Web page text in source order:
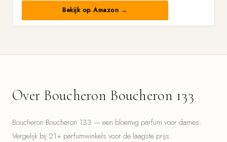
Bekijk op Amazon →
Over Boucheron Boucheron 133
Boucheron Boucheron 133 — een bloemig parfum voor dames.
Vergelijk bij 21+ parfumwinkels voor de laagste prijs.